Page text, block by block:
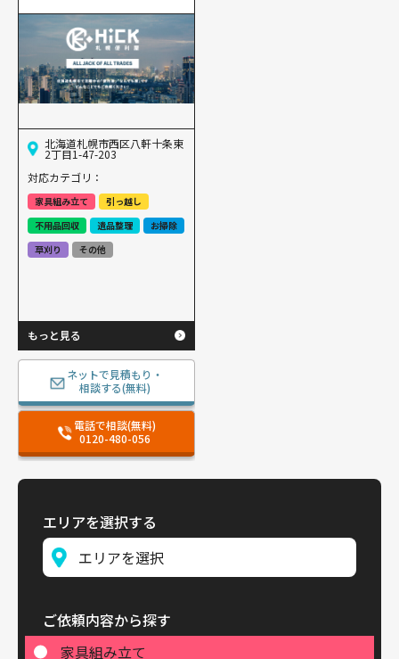
北海道札幌市西区八軒十条東
2丁目1-47-203
対応カテゴリ：
家具組み立て
引っ越し
不用品回収
遺品整理
お掃除
草刈り
その他
もっと見る
ネットで見積もり・
相談する(無料)
電話で相談(無料)
0120-480-056
エリアを選択する
ご依頼内容から探す
家具組み立て